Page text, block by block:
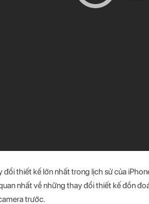
thiết kế lớn nhất trong lịch sử của
nhất về những thay đổi thiết kế đồn
trước.